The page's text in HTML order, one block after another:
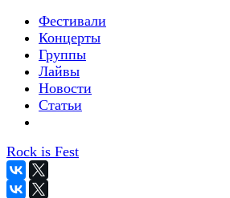
Фестивали
Концерты
Группы
Лайвы
Новости
Статьи
Rock is Fest